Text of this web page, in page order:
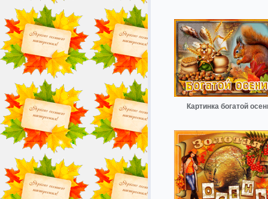
Картинка богатой